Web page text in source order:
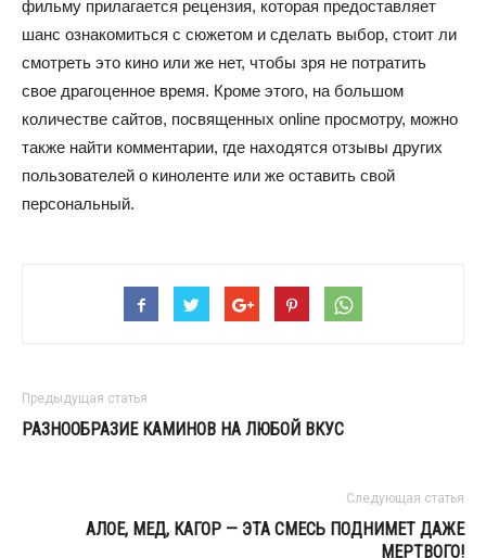
фильму прилагается рецензия, которая предоставляет
шанс ознакомиться с сюжетом и сделать выбор, стоит ли
смотреть это кино или же нет, чтобы зря не потратить
свое драгоценное время. Кроме этого, на большом
количестве сайтов, посвященных online просмотру, можно
также найти комментарии, где находятся отзывы других
пользователей о киноленте или же оставить свой
персональный.
Предыдущая статья
РАЗНООБРАЗИЕ КАМИНОВ НА ЛЮБОЙ ВКУС
Следующая статья
АЛОЕ, МЕД, КАГОР — ЭТА СМЕСЬ ПОДНИМЕТ ДАЖЕ
МЕРТВОГО!